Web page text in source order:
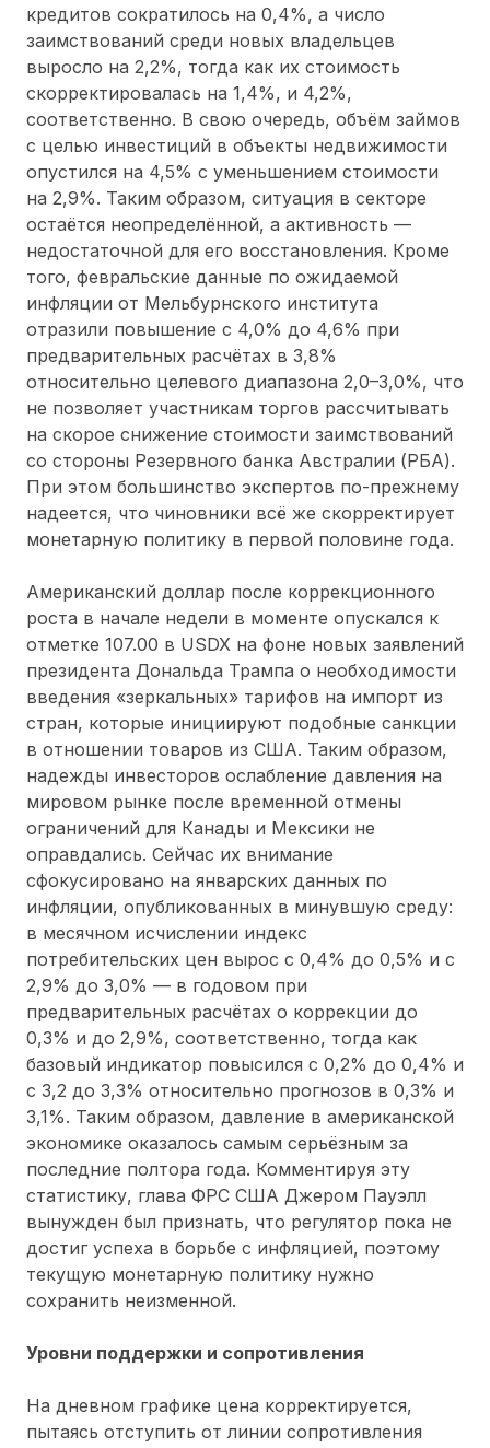
кредитов сократилось на 0,4%, а число
заимствований среди новых владельцев
выросло на 2,2%, тогда как их стоимость
скорректировалась на 1,4%, и 4,2%,
соответственно. В свою очередь, объём займов
с целью инвестиций в объекты недвижимости
опустился на 4,5% с уменьшением стоимости
на 2,9%. Таким образом, ситуация в секторе
остаётся неопределённой, а активность —
недостаточной для его восстановления. Кроме
того, февральские данные по ожидаемой
инфляции от Мельбурнского института
отразили повышение с 4,0% до 4,6% при
предварительных расчётах в 3,8%
относительно целевого диапазона 2,0–3,0%, что
не позволяет участникам торгов рассчитывать
на скорое снижение стоимости заимствований
со стороны Резервного банка Австралии (РБА).
При этом большинство экспертов по-прежнему
надеется, что чиновники всё же скорректирует
монетарную политику в первой половине года.
Американский доллар после коррекционного
роста в начале недели в моменте опускался к
отметке 107.00 в USDX на фоне новых заявлений
президента Дональда Трампа о необходимости
введения «зеркальных» тарифов на импорт из
стран, которые инициируют подобные санкции
в отношении товаров из США. Таким образом,
надежды инвесторов ослабление давления на
мировом рынке после временной отмены
ограничений для Канады и Мексики не
оправдались. Сейчас их внимание
сфокусировано на январских данных по
инфляции, опубликованных в минувшую среду:
в месячном исчислении индекс
потребительских цен вырос с 0,4% до 0,5% и с
2,9% до 3,0% — в годовом при
предварительных расчётах о коррекции до
0,3% и до 2,9%, соответственно, тогда как
базовый индикатор повысился с 0,2% до 0,4% и
с 3,2 до 3,3% относительно прогнозов в 0,3% и
3,1%. Таким образом, давление в американской
экономике оказалось самым серьёзным за
последние полтора года. Комментируя эту
статистику, глава ФРС США Джером Пауэлл
вынужден был признать, что регулятор пока не
достиг успеха в борьбе с инфляцией, поэтому
текущую монетарную политику нужно
сохранить неизменной.
Уровни поддержки и сопротивления
На дневном графике цена корректируется,
пытаясь отступить от линии сопротивления